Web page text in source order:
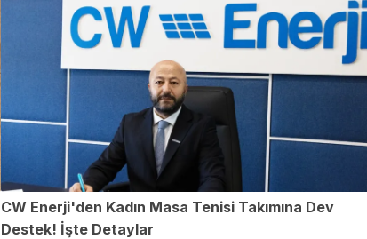
CW Enerji'den Kadın Masa Tenisi Takımına Dev
Destek! İşte Detaylar